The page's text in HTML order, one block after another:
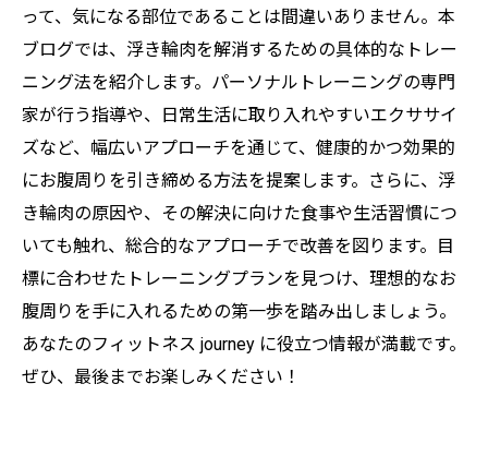
って、気になる部位であることは間違いありません。本
ブログでは、浮き輪肉を解消するための具体的なトレー
ニング法を紹介します。パーソナルトレーニングの専門
家が行う指導や、日常生活に取り入れやすいエクササイ
ズなど、幅広いアプローチを通じて、健康的かつ効果的
にお腹周りを引き締める方法を提案します。さらに、浮
き輪肉の原因や、その解決に向けた食事や生活習慣につ
いても触れ、総合的なアプローチで改善を図ります。目
標に合わせたトレーニングプランを見つけ、理想的なお
腹周りを手に入れるための第一歩を踏み出しましょう。
あなたのフィットネス journey に役立つ情報が満載です。
ぜひ、最後までお楽しみください！